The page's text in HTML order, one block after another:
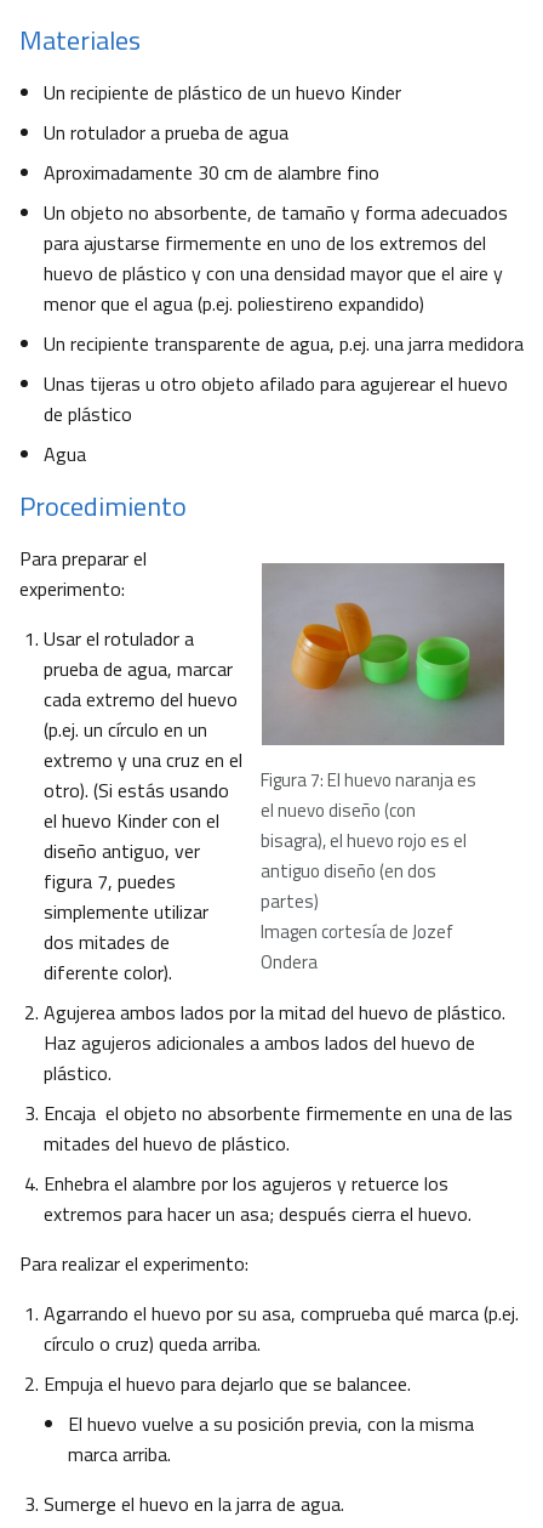
Materiales
Un recipiente de plástico de un huevo Kinder
Un rotulador a prueba de agua
Aproximadamente 30 cm de alambre fino
Un objeto no absorbente, de tamaño y forma adecuados
para ajustarse firmemente en uno de los extremos del
huevo de plástico y con una densidad mayor que el aire y
menor que el agua (p.ej. poliestireno expandido)
Un recipiente transparente de agua, p.ej. una jarra medidora
Unas tijeras u otro objeto afilado para agujerear el huevo
de plástico
Agua
Procedimiento
Figura 7: El huevo naranja es
el nuevo diseño (con
bisagra), el huevo rojo es el
antiguo diseño (en dos
partes)
Imagen cortesía de Jozef
Ondera
Para preparar el
experimento:
Usar el rotulador a
prueba de agua, marcar
cada extremo del huevo
(p.ej. un círculo en un
extremo y una cruz en el
otro). (Si estás usando
el huevo Kinder con el
diseño antiguo, ver
figura 7, puedes
simplemente utilizar
dos mitades de
diferente color).
Agujerea ambos lados por la mitad del huevo de plástico.
Haz agujeros adicionales a ambos lados del huevo de
plástico.
Encaja el objeto no absorbente firmemente en una de las
mitades del huevo de plástico.
Enhebra el alambre por los agujeros y retuerce los
extremos para hacer un asa; después cierra el huevo.
Para realizar el experimento:
Agarrando el huevo por su asa, comprueba qué marca (p.ej.
círculo o cruz) queda arriba.
Empuja el huevo para dejarlo que se balancee.
El huevo vuelve a su posición previa, con la misma
marca arriba.
Sumerge el huevo en la jarra de agua.